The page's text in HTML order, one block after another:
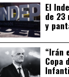
El
de 23
y
“Irán
Copa